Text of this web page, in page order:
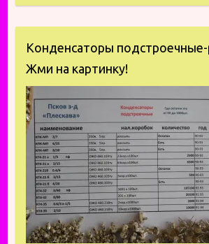
Конденсаторы
Жми на картинку!